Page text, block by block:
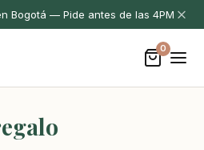
Bogotá — Pide antes de las 4PM
0